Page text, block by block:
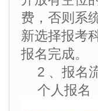
费，否则系
新选择报考
报名完成。
2 、报名
个人报名